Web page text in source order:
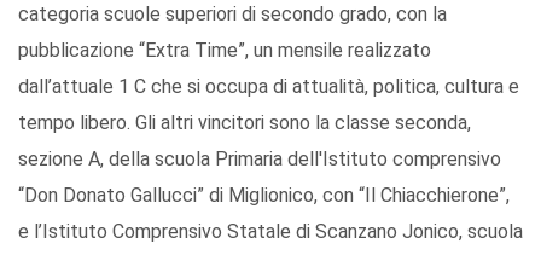
categoria scuole superiori di secondo grado, con la
pubblicazione “Extra Time”, un mensile realizzato
dall’attuale 1 C che si occupa di attualità, politica, cultura e
tempo libero. Gli altri vincitori sono la classe seconda,
sezione A, della scuola Primaria dell'Istituto comprensivo
“Don Donato Gallucci” di Miglionico, con “Il Chiacchierone”,
e l’Istituto Comprensivo Statale di Scanzano Jonico, scuola